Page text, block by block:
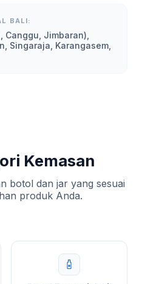
BALI:
Canggu, Jimbaran),
Singaraja, Karangasem,
Kemasan
botol dan jar yang sesuai
produk Anda.